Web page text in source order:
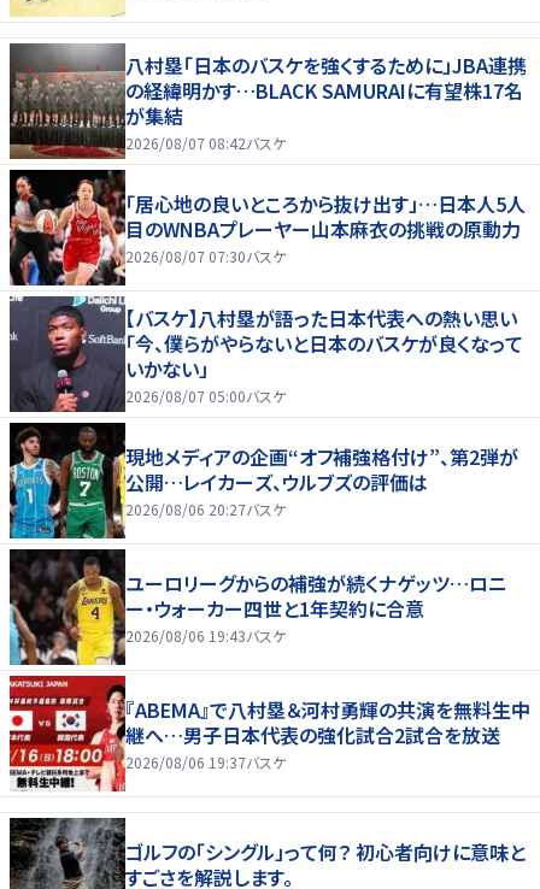
八村塁「日本のバスケを強くするために」JBA連携
の経緯明かす…BLACK SAMURAIに有望株17名
が集結
2026/08/07 08:42バスケ
「居心地の良いところから抜け出す」…日本人5人
目のWNBAプレーヤー山本麻衣の挑戦の原動力
2026/08/07 07:30バスケ
【バスケ】八村塁が語った日本代表への熱い思い
「今、僕らがやらないと日本のバスケが良くなって
いかない」
2026/08/07 05:00バスケ
現地メディアの企画“オフ補強格付け”、第2弾が
公開…レイカーズ、ウルブズの評価は
2026/08/06 20:27バスケ
ユーロリーグからの補強が続くナゲッツ…ロニ
ー・ウォーカー四世と1年契約に合意
2026/08/06 19:43バスケ
『ABEMA』で八村塁＆河村勇輝の共演を無料生中
継へ…男子日本代表の強化試合2試合を放送
2026/08/06 19:37バスケ
ゴルフの「シングル」って何？ 初心者向けに意味と
すごさを解説します。